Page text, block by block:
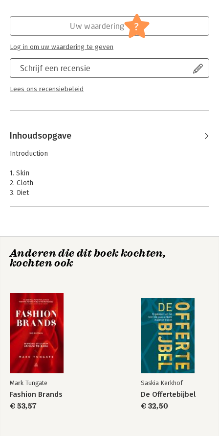
Schrijf een recensie
Lees ons recensiebeleid
Uw waardering ?
Log in om uw waardering te geven
Inhoudsopgave
Introduction
1. Skin
2. Cloth
3. Diet
9. Hotels
10. Pictures
14. Sex
Conclusion
Anderen die dit boek kochten,
kochten ook
Mark Tungate
Fashion Brands
€ 53,57
Saskia Kerkhof
De Offertebijbel
€ 32,50